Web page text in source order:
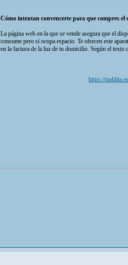
Cómo intentan convencerte para que compres el
La página web en la que se vende asegura que el
consume pero sí ocupa espacio. Te ofrecen este
en la factura de la luz de tu domicilio. Según el texto
https://